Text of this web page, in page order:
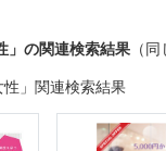
」の関連検索結果 （
」関連検索結果